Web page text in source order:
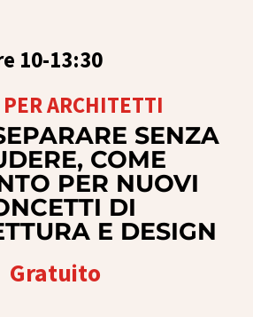
10-13:30
ARCHITETTI
SENZA
COME
PER NUOVI
DI
E DESIGN
Gratuito